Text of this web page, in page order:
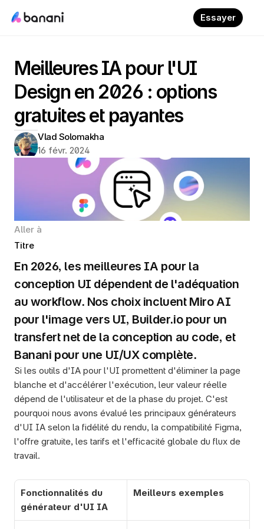
Essayer
Meilleures IA pour l'UI
Design en 2026 : options
gratuites et payantes
Vlad Solomakha
16 févr. 2024
Aller à
Titre
En 2026, les meilleures IA pour la
conception UI dépendent de l'adéquation
au workflow. Nos choix incluent Miro AI
pour l'image vers UI, Builder.io pour un
transfert net de la conception au code, et
Banani pour une UI/UX complète.
Si les outils d'IA pour l'UI promettent d'éliminer la page
blanche et d'accélérer l'exécution, leur valeur réelle
dépend de l'utilisateur et de la phase du projet. C'est
pourquoi nous avons évalué les principaux générateurs
d'UI IA selon la fidélité du rendu, la compatibilité Figma,
l'offre gratuite, les tarifs et l'efficacité globale du flux de
travail.
Fonctionnalités du
générateur d'UI IA
Meilleurs exemples